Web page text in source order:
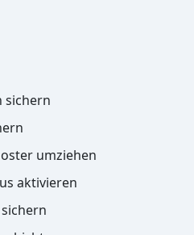
sichern
umziehen
aktivieren